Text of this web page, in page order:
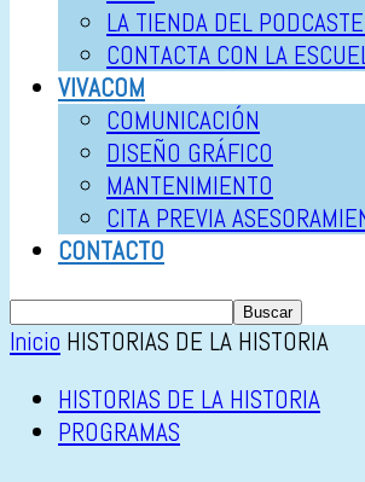
LA TIENDA DEL
CONTACTA CON LA
VIVACOM
COMUNICACIÓN
DISEÑO GRÁFICO
MANTENIMIENTO
CITA PREVIA
CONTACTO
Inicio HISTORIAS DE LA HISTORIA
HISTORIAS DE LA HISTORIA
PROGRAMAS